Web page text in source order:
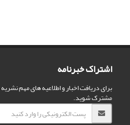
اشتراک خبرنامه
برای دریافت اخبار و اطلاعیه های مهم
مشترک شوید.